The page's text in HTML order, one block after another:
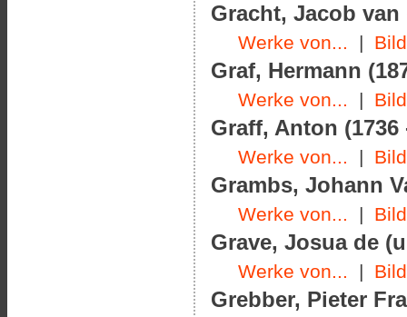
Gracht, Jacob van
Werke von... |
Graf, Hermann
Werke von... |
Graff, Anton (1736
Werke von... |
Grambs, Johann
Werke von... |
Grave, Josua de
Werke von... |
Grebber, Pieter